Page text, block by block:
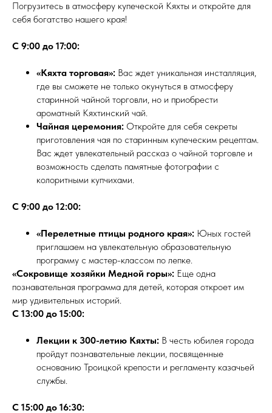
Погрузитесь в атмосферу купеческой Кяхты и откройте для
себя богатство нашего края!
С 9:00 до 17:00:
«Кяхта торговая»: Вас ждет уникальная инсталляция,
где вы сможете не только окунуться в атмосферу
старинной чайной торговли, но и приобрести
ароматный Кяхтинский чай.
Чайная церемония: Откройте для себя секреты
приготовления чая по старинным купеческим рецептам.
Вас ждет увлекательный рассказ о чайной торговле и
возможность сделать памятные фотографии с
колоритными купчихами.
С 9:00 до 12:00:
«Перелетные птицы родного края»: Юных гостей
приглашаем на увлекательную образовательную
программу с мастер-классом по лепке.
«Сокровище хозяйки Медной горы»: Еще одна
познавательная программа для детей, которая откроет им
мир удивительных историй.
С 13:00 до 15:00:
Лекции к 300-летию Кяхты: В честь юбилея города
пройдут познавательные лекции, посвященные
основанию Троицкой крепости и регламенту казачьей
службы.
С 15:00 до 16:30: